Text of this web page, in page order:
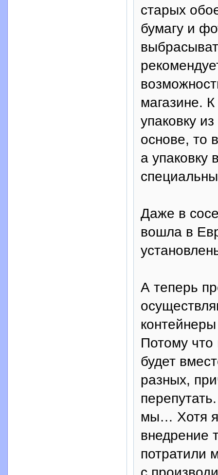
старых
бумагу и
магазине.
упаковку
основе, то
а упаковку
Даже в
вошла в
А теперь
Потому что
будет
разных,
мы… Хотя я
внедрение
потратили